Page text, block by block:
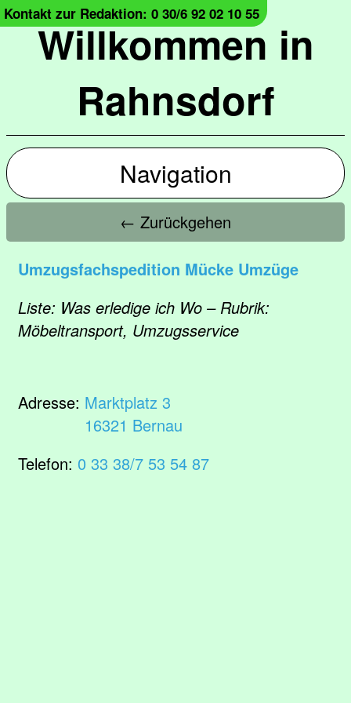
Willkommen in
Rahnsdorf
Kontakt zur Redaktion: 0 30/6 92 02 10 55
Navigation
← Zurückgehen
Umzugsfachspedition Mücke Umzüge
Liste: Was erledige ich Wo – Rubrik:
Möbeltransport, Umzugsservice
Adresse: Marktplatz 3
16321 Bernau
Telefon: 0 33 38/7 53 54 87